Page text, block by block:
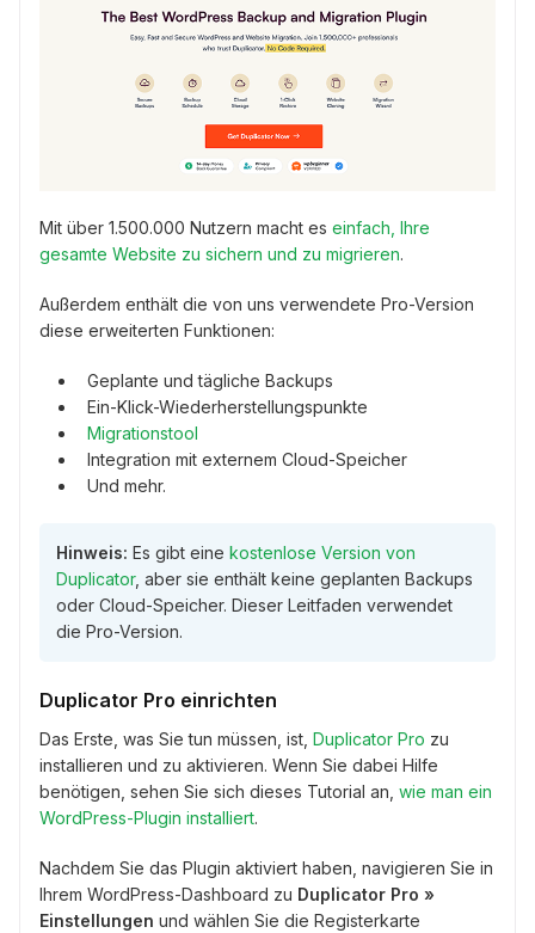
Mit über 1.500.000 Nutzern macht es einfach, Ihre
gesamte Website zu sichern und zu migrieren.
Außerdem enthält die von uns verwendete Pro-Version
diese erweiterten Funktionen:
Geplante und tägliche Backups
Ein-Klick-Wiederherstellungspunkte
Migrationstool
Integration mit externem Cloud-Speicher
Und mehr.
Hinweis: Es gibt eine kostenlose Version von
Duplicator, aber sie enthält keine geplanten Backups
oder Cloud-Speicher. Dieser Leitfaden verwendet
die Pro-Version.
Duplicator Pro einrichten
Das Erste, was Sie tun müssen, ist, Duplicator Pro zu
installieren und zu aktivieren. Wenn Sie dabei Hilfe
benötigen, sehen Sie sich dieses Tutorial an, wie man ein
WordPress-Plugin installiert.
Nachdem Sie das Plugin aktiviert haben, navigieren Sie in
Ihrem WordPress-Dashboard zu Duplicator Pro »
Einstellungen und wählen Sie die Registerkarte